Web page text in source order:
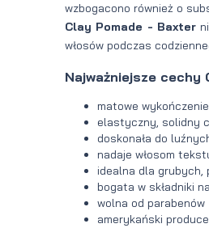
wzbogacono również o
Clay Pomade - Baxter
włosów podczas
Najważniejsze cechy
matowe wykończenie
elastyczny, solidny
doskonała do
nadaje włosom
idealna dla
bogata w składniki
wolna od parabenów
amerykański